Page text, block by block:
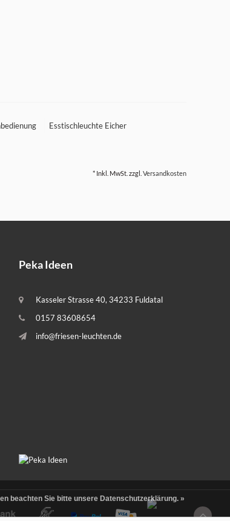
Esstischleuchte Eicher
* Inkl. MwSt. zzgl. Versandkosten
Peka Ideen
Kasseler Strasse 40, 34233 Fuldatal
0157 83608654
info@friesen-leuchten.de
beachten Sie bitte unsere Datenschutzerklärung. »